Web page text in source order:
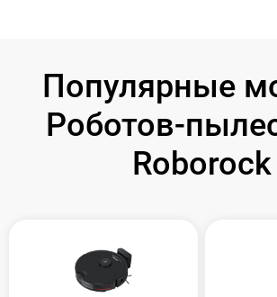
Популярные
Роботов-
Roborock